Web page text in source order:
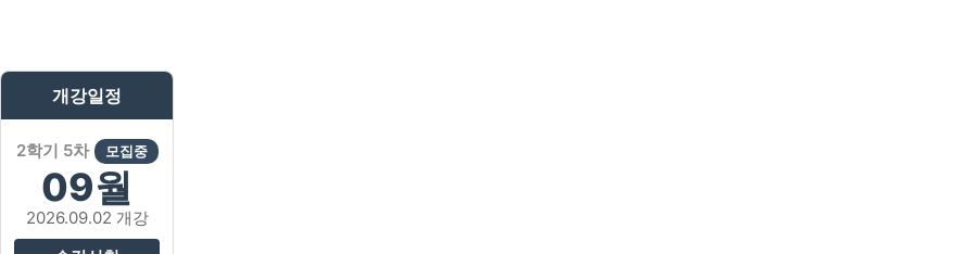
개강일정
2학기 5차 모집중
09월
2026.09.02 개강